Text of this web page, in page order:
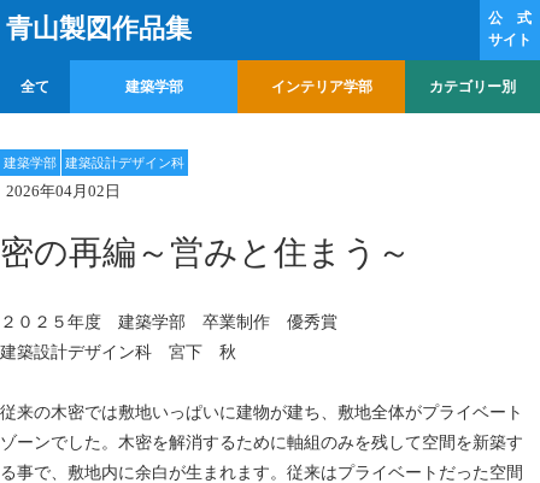
青山製図作品集
公 式
サイト
全て 建築学部 インテリア学部 カテゴリー別
建築学部 建築設計デザイン科
2026年04月02日
密の再編～営みと住まう～
２０２５年度 建築学部 卒業制作 優秀賞
建築設計デザイン科 宮下 秋
従来の木密では敷地いっぱいに建物が建ち、敷地全体がプライベート
ゾーンでした。木密を解消するために軸組のみを残して空間を新築す
る事で、敷地内に余白が生まれます。従来はプライベートだった空間